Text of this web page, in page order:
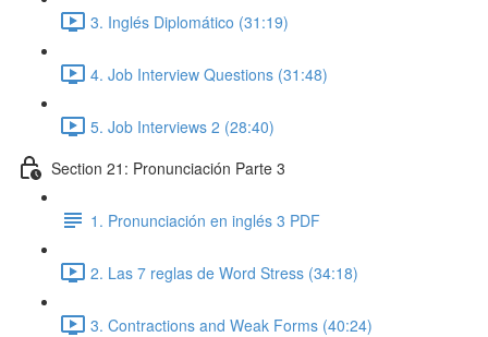
3. Inglés Diplomático (31:19)
4. Job Interview Questions (31:48)
5. Job Interviews 2 (28:40)
Section 21: Pronunciación Parte 3
1. Pronunciación en inglés 3 PDF
2. Las 7 reglas de Word Stress (34:18)
3. Contractions and Weak Forms (40:24)